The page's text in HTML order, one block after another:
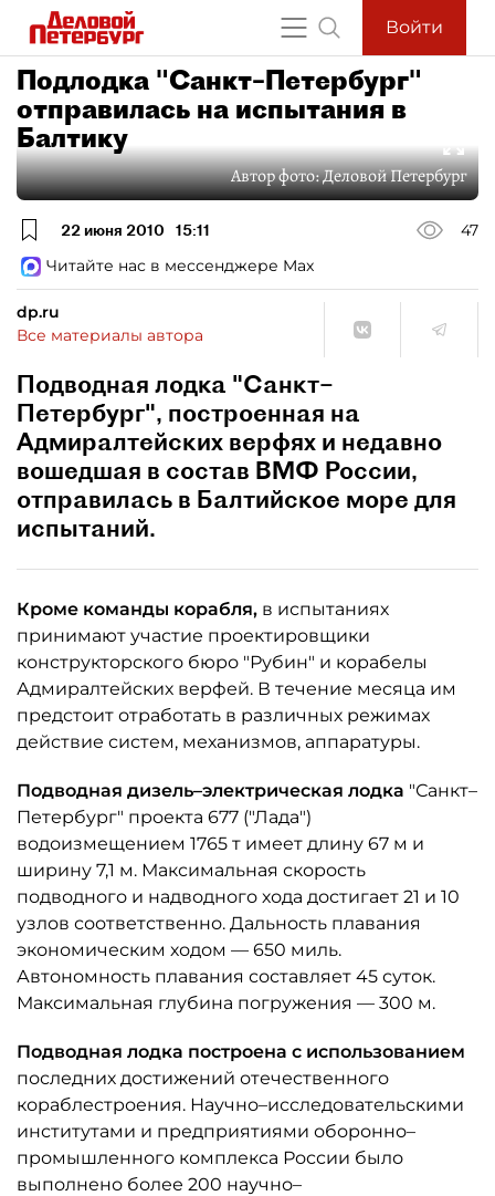
Войти
Подлодка "Санкт–Петербург"
отправилась на испытания в
Балтику
Автор фото:Деловой Петербург
22 июня 2010 15:11
47
Читайте нас в мессенджере Max
dp.ru
Все материалы автора
Подводная лодка "Санкт–
Петербург", построенная на
Адмиралтейских верфях и недавно
вошедшая в состав ВМФ России,
отправилась в Балтийское море для
испытаний.
Кроме команды корабля, в испытаниях
принимают участие проектировщики
конструкторского бюро "Рубин" и корабелы
Адмиралтейских верфей. В течение месяца им
предстоит отработать в различных режимах
действие систем, механизмов, аппаратуры.
Подводная дизель–электрическая лодка "Санкт–
Петербург" проекта 677 ("Лада")
водоизмещением 1765 т имеет длину 67 м и
ширину 7,1 м. Максимальная скорость
подводного и надводного хода достигает 21 и 10
узлов соответственно. Дальность плавания
экономическим ходом — 650 миль.
Автономность плавания составляет 45 суток.
Максимальная глубина погружения — 300 м.
Подводная лодка построена с использованием
последних достижений отечественного
кораблестроения. Научно–исследовательскими
институтами и предприятиями оборонно–
промышленного комплекса России было
выполнено более 200 научно–